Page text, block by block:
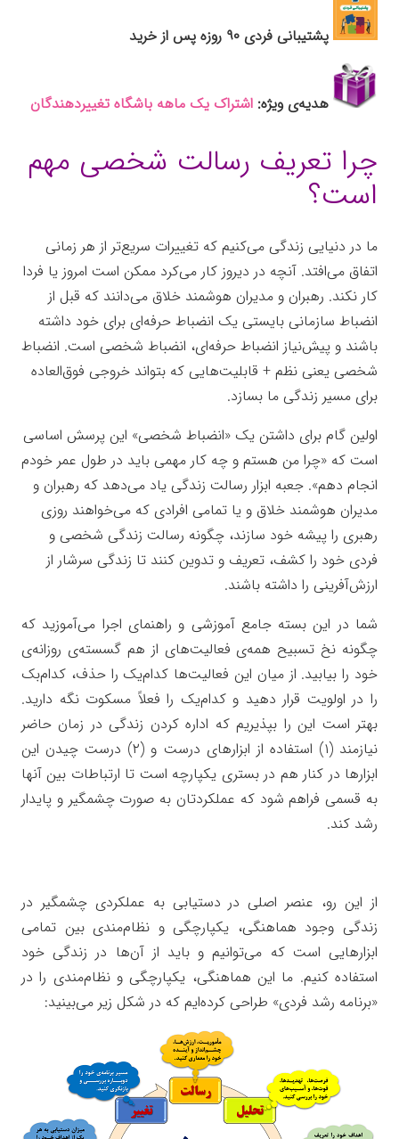
پشتیبانی فردی ۹۰ روزه پس از خرید
هدیه‌ی ویژه: اشتراک یک ماهه باشگاه تغییردهندگان
چرا تعریف رسالت شخصی مهم
است؟
ما در دنیایی زندگی می‌کنیم که تغییرات سریع‌تر از هر زمانی
اتفاق می‌افتد. آنچه در دیروز کار می‌کرد ممکن است امروز یا فردا
کار نکند. رهبران و مدیران هوشمند خلاق می‌دانند که قبل از
انضباط سازمانی بایستی یک انضباط حرفه‌ای برای خود داشته
باشند و پیش‌نیاز انضباط حرفه‌ای، انضباط شخصی است. انضباط
شخصی یعنی نظم + قابلیت‌هایی که بتواند خروجی فوق‌العاده
برای مسیر زندگی ما بسازد.
اولین گام برای داشتن یک «انضباط شخصی» این پرسش اساسی
است که «چرا من هستم و چه کار مهمی باید در طول عمر خودم
انجام دهم». جعبه ابزار رسالت زندگی یاد می‌دهد که رهبران و
مدیران هوشمند خلاق و یا تمامی افرادی که می‌خواهند روزی
رهبری را پیشه خود سازند، چگونه رسالت زندگی شخصی و
فردی خود را کشف، تعریف و تدوین کنند تا زندگی سرشار از
ارزش‌آفرینی را داشته باشند.
شما در این بسته جامع آموزشی و راهنمای اجرا می‌آموزید که
چگونه نخ تسبیح همه‌ی فعالیت‌های از هم گسسته‌ی روزانه‌ی
خود را بیابید. از میان این فعالیت‌ها کدام‌یک را حذف، کدام‌بک
را در اولویت قرار دهید و کدام‌یک را فعلاً مسکوت نگه دارید.
بهتر است این را بپذیریم که اداره کردن زندگی در زمان حاضر
نیازمند (۱) استفاده از ابزارهای درست و (۲) درست چیدن این
ابزارها در کنار هم در بستری یکپارچه است تا ارتباطات بین آنها
به قسمی فراهم شود که عملکردتان به صورت چشمگیر و پایدار
رشد کند.
از این رو، عنصر اصلی در دستیابی به عملکردی چشمگیر در
زندگی وجود هماهنگی، یکپارچگی و نظام‌مندی بین تمامی
ابزارهایی است که می‌توانیم و باید از آن‌ها در زندگی خود
استفاده کنیم. ما این هماهنگی، یکپارچگی و نظام‌مندی را در
«برنامه رشد فردی» طراحی کرده‌ایم که در شکل زیر می‌بینید: